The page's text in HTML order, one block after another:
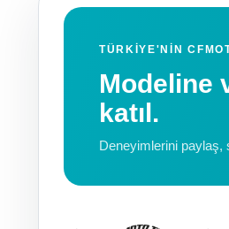
TÜRKIYE'NIN
Modeline
katıl.
Deneyimlerini paylaş,